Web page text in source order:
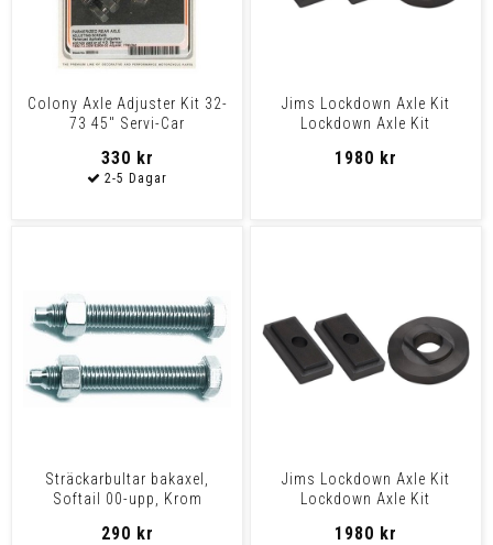
Colony Axle Adjuster Kit 32-
73 45" Servi-Car
330 kr
Jims Lockdown Axle Kit
Lockdown Axle Kit
1980 kr
Sträckarbultar bakaxel,
Softail 00-upp, Krom
290 kr
Jims Lockdown Axle Kit
Lockdown Axle Kit
1980 kr